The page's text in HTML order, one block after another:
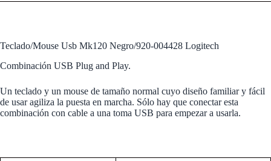
Teclado/Mouse Usb Mk120 Negro/920-004428 Logitech
Combinación USB Plug and Play.
Un teclado y un mouse de tamaño normal cuyo diseño familiar y fácil
de usar agiliza la puesta en marcha. Sólo hay que conectar esta
combinación con cable a una toma USB para empezar a usarla.